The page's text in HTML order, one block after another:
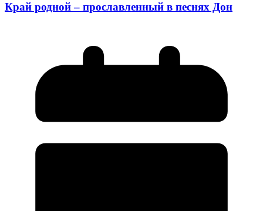
Край родной – прославленный в песнях Дон